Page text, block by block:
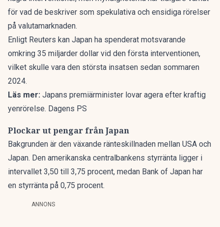
för vad de beskriver som spekulativa och ensidiga rörelser
på valutamarknaden.
Enligt Reuters kan Japan ha spenderat motsvarande
omkring 35 miljarder dollar vid den första interventionen,
vilket skulle vara den största insatsen sedan sommaren
2024.
Läs mer: Japans premiärminister lovar agera efter kraftig
yenrörelse. Dagens PS
Plockar ut pengar från Japan
Bakgrunden är den växande ränteskillnaden mellan USA och
Japan. Den amerikanska centralbankens styrränta ligger i
intervallet 3,50 till 3,75 procent, medan Bank of Japan har
en styrränta på 0,75 procent.
ANNONS